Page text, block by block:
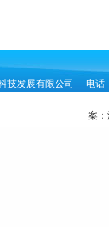
技发展有限公司 电话
案：